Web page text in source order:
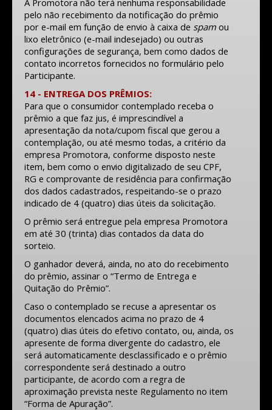
A Promotora não terá nenhuma responsabilidade
pelo não recebimento da notificação do prêmio
por e-mail em função de envio à caixa de spamou
lixo eletrônico (e-mail indesejado) ou outras
configurações de segurança, bem como dados de
contato incorretos fornecidos no formulário pelo
Participante.
14 - ENTREGA DOS PRÊMIOS:
Para que o consumidor contemplado receba o
prêmio a que faz jus, é imprescindível a
apresentação da nota/cupom fiscal que gerou a
contemplação, ou até mesmo todas, a critério da
empresa Promotora, conforme disposto neste
item, bem como o envio digitalizado de seu CPF,
RG e comprovante de residência para confirmação
dos dados cadastrados, respeitando-se o prazo
indicado de 4 (quatro) dias úteis da solicitação.
O prêmio será entregue pela empresa Promotora
em até 30 (trinta) dias contados da data do
sorteio.
O ganhador deverá, ainda, no ato do recebimento
do prêmio, assinar o “Termo de Entrega e
Quitação do Prêmio”.
Caso o contemplado se recuse a apresentar os
documentos elencados acima no prazo de 4
(quatro) dias úteis do efetivo contato, ou, ainda, os
apresente de forma divergente do cadastro, ele
será automaticamente desclassificado e o prêmio
correspondente será destinado a outro
participante, de acordo com a regra de
aproximação prevista neste Regulamento no item
“Forma de Apuração”.